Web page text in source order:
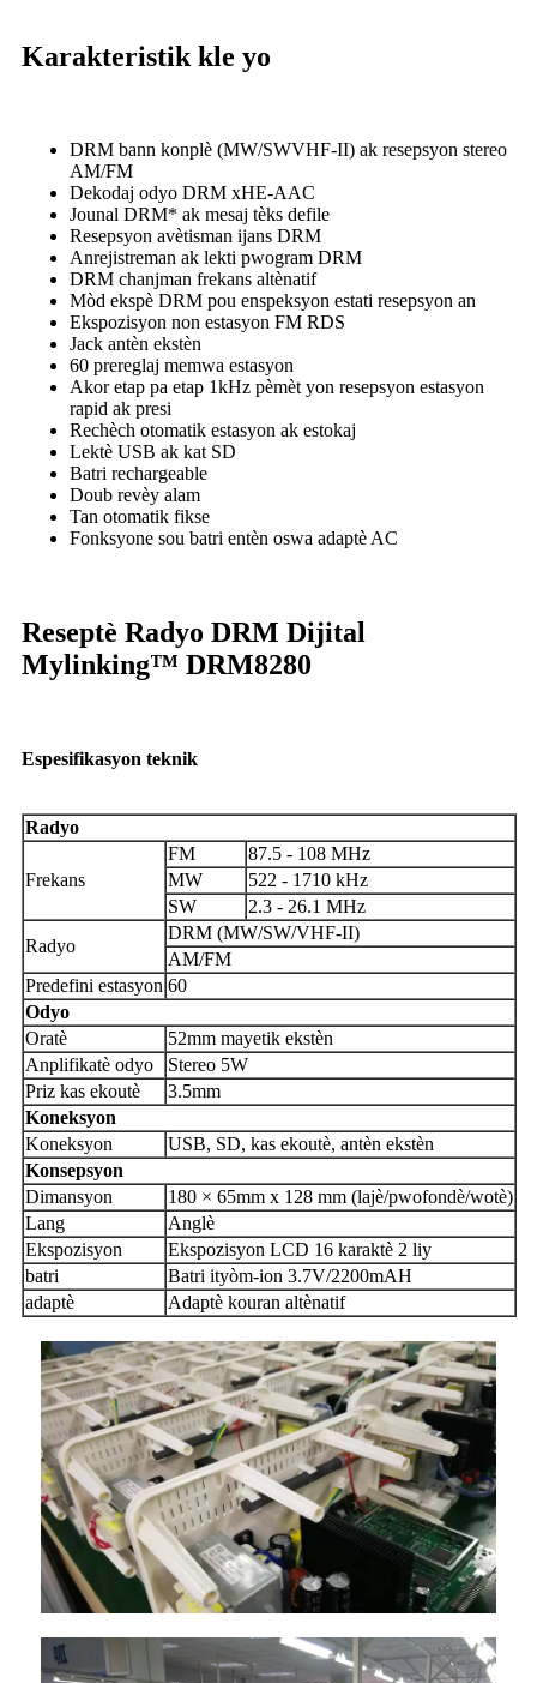
Karakteristik kle yo
DRM bann konplè (MW/SWVHF-II) ak resepsyon stereo
AM/FM
Dekodaj odyo DRM xHE-AAC
Jounal DRM* ak mesaj tèks defile
Resepsyon avètisman ijans DRM
Anrejistreman ak lekti pwogram DRM
DRM chanjman frekans altènatif
Mòd ekspè DRM pou enspeksyon estati resepsyon an
Ekspozisyon non estasyon FM RDS
Jack antèn ekstèn
60 prereglaj memwa estasyon
Akor etap pa etap 1kHz pèmèt yon resepsyon estasyon
rapid ak presi
Rechèch otomatik estasyon ak estokaj
Lektè USB ak kat SD
Batri rechargeable
Doub revèy alam
Tan otomatik fikse
Fonksyone sou batri entèn oswa adaptè AC
Reseptè Radyo DRM Dijital
Mylinking™ DRM8280
Espesifikasyon teknik
Radyo
Frekans
FM
87.5 - 108 MHz
MW
522 - 1710 kHz
SW
2.3 - 26.1 MHz
Radyo
DRM (MW/SW/VHF-II)
AM/FM
Predefini estasyon 60
Odyo
Oratè
52mm mayetik ekstèn
Anplifikatè odyo
Stereo 5W
Priz kas ekoutè
3.5mm
Koneksyon
Koneksyon
USB, SD, kas ekoutè, antèn ekstèn
Konsepsyon
Dimansyon
180 × 65mm x 128 mm (lajè/pwofondè/wotè)
Lang
Anglè
Ekspozisyon
Ekspozisyon LCD 16 karaktè 2 liy
batri
Batri ityòm-ion 3.7V/2200mAH
adaptè
Adaptè kouran altènatif